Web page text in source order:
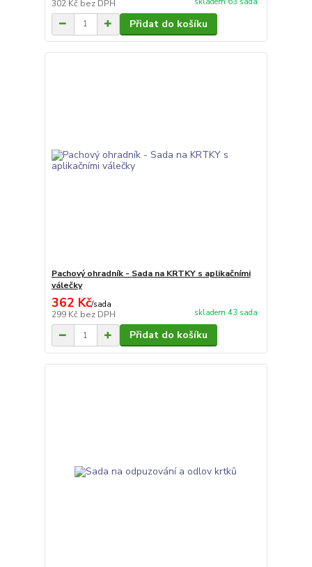
302 Kč bez DPH
Přidat do košíku
Pachový ohradník - Sada na KRTKY s aplikačními
válečky
362 Kč/sada
299 Kč bez DPH skladem 43 sada
Přidat do košíku